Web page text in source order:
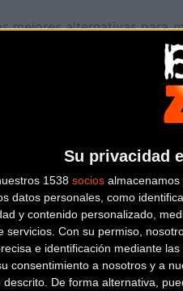
Su privacidad
1538 socios almacenamos
datos personales, como
y contenido personalizado,
servicios. Con su permiso,
e identificación mediante
consentimiento a nosotros y a
descrito. De forma alternativa,
mejores alternativas
ya han anunciado
del Bike Parken
Bike Park la
la página web, y otros
INTERNACIONAL